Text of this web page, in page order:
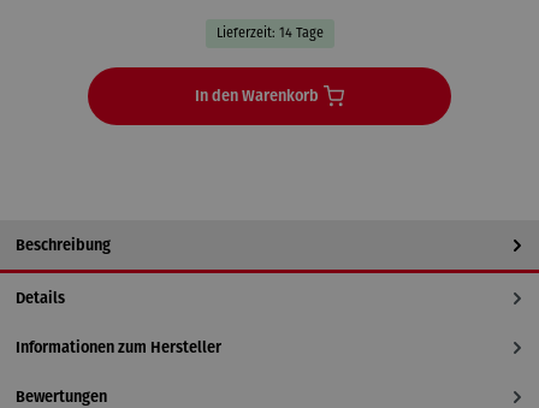
Lieferzeit: 14 Tage
In den Warenkorb
Beschreibung
Details
Informationen zum Hersteller
Bewertungen